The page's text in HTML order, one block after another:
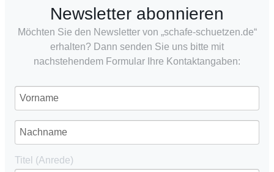
Newsletter abonnieren
Möchten Sie den Newsletter von „schafe-schuetzen.de“
erhalten? Dann senden Sie uns bitte mit
nachstehendem Formular Ihre Kontaktangaben:
Titel (Anrede)